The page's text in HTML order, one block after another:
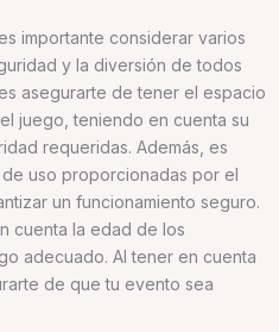
importante considerar varios
y la diversión de todos
asegurarte de tener el espacio
juego, teniendo en cuenta su
requeridas. Además, es
uso proporcionadas por el
un funcionamiento seguro.
cuenta la edad de los
adecuado. Al tener en cuenta
de que tu evento sea